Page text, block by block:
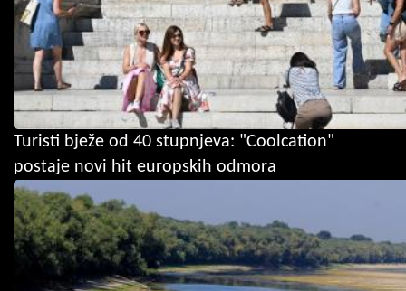
Turisti bježe od 40 stupnjeva: "Coolcation"
postaje novi hit europskih odmora